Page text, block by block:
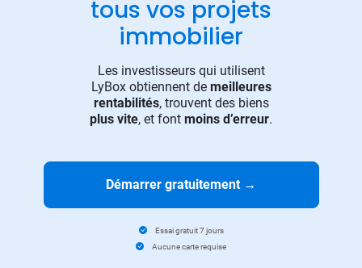
tous vos projets
immobilier
Les investisseurs qui utilisent
LyBox obtiennent de meilleures
rentabilités, trouvent des biens
plus vite, et font moins d’erreur.
Démarrer gratuitement →
Essai gratuit 7 jours
Aucune carte requise